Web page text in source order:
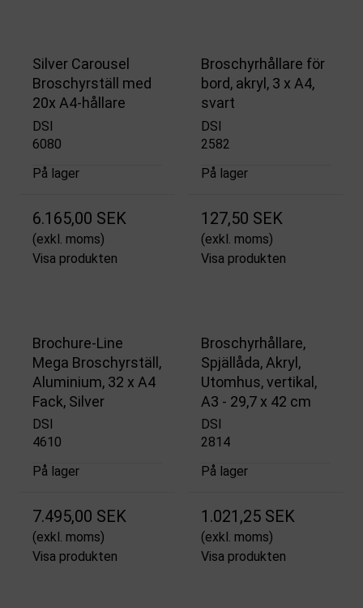
Silver Carousel
Broschyrställ med
20x A4-hållare
DSI
6080
På lager
6.165,00 SEK
(exkl. moms)
Visa produkten
Broschyrhållare för
bord, akryl, 3 x A4,
svart
DSI
2582
På lager
127,50 SEK
(exkl. moms)
Visa produkten
Brochure-Line
Mega Broschyrställ,
Aluminium, 32 x A4
Fack, Silver
DSI
4610
På lager
7.495,00 SEK
(exkl. moms)
Visa produkten
Broschyrhållare,
Spjällåda, Akryl,
Utomhus, vertikal,
A3 - 29,7 x 42 cm
DSI
2814
På lager
1.021,25 SEK
(exkl. moms)
Visa produkten